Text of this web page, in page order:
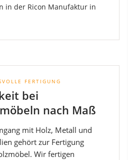
FERTIGUNG
bei
nach Maß
mit Holz, Metall und
gehört zur Fertigung
Wir fertigen